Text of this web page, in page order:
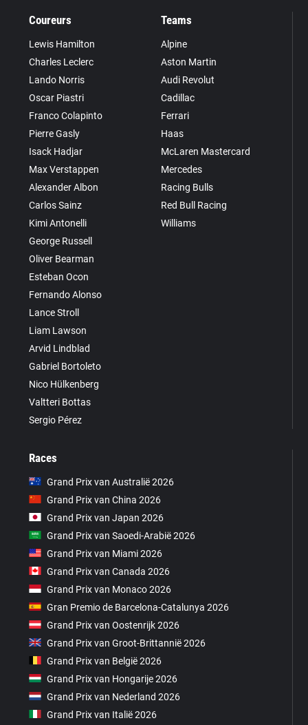
Coureurs
Lewis Hamilton
Charles Leclerc
Lando Norris
Oscar Piastri
Franco Colapinto
Pierre Gasly
Isack Hadjar
Max Verstappen
Alexander Albon
Carlos Sainz
Kimi Antonelli
George Russell
Oliver Bearman
Esteban Ocon
Fernando Alonso
Lance Stroll
Liam Lawson
Arvid Lindblad
Gabriel Bortoleto
Nico Hülkenberg
Valtteri Bottas
Sergio Pérez
Teams
Alpine
Aston Martin
Audi Revolut
Cadillac
Ferrari
Haas
McLaren Mastercard
Mercedes
Racing Bulls
Red Bull Racing
Williams
Races
Grand Prix van Australië 2026
Grand Prix van China 2026
Grand Prix van Japan 2026
Grand Prix van Saoedi-Arabië 2026
Grand Prix van Miami 2026
Grand Prix van Canada 2026
Grand Prix van Monaco 2026
Gran Premio de Barcelona-Catalunya 2026
Grand Prix van Oostenrijk 2026
Grand Prix van Groot-Brittannië 2026
Grand Prix van België 2026
Grand Prix van Hongarije 2026
Grand Prix van Nederland 2026
Grand Prix van Italië 2026